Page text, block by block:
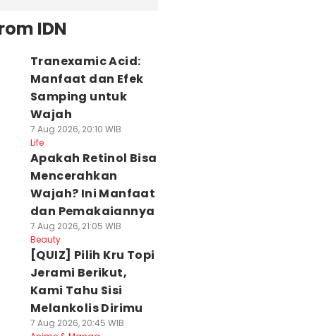
IDN
Tranexamic Acid:
Manfaat dan Efek
Samping untuk
Wajah
7 Aug 2026, 20:10 WIB
Life
Apakah Retinol Bisa
Mencerahkan
Wajah? Ini Manfaat
dan Pemakaiannya
7 Aug 2026, 21:05 WIB
Beauty
[QUIZ] Pilih Kru Topi
Jerami Berikut,
Kami Tahu Sisi
Melankolis Dirimu
7 Aug 2026, 20:45 WIB